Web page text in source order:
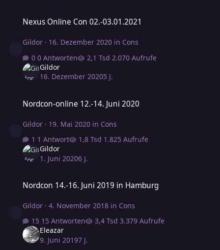
Nexus Online Con 02.-03.01.2021
Gildor · 16. Dezember 2020 in Cons
0 Antworten
2.070 Aufrufe
Gildor
16. Dezember 20205 J.
Nordcon-online 12.-14. Juni 2020
Gildor · 19. Mai 2020 in Cons
1 Antwort
1.825 Aufrufe
Gildor
1. Juni 20206 J.
Nordcon 14.-16. Juni 2019 in Hamburg
Gildor ·4. November 2018 in Cons
15 Antworten
3.379 Aufrufe
Eleazar
9. Juni 20197 J.